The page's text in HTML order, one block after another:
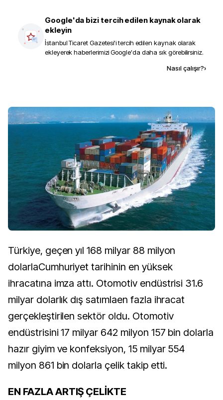
Google'da bizi tercih edilen kaynak olarak
ekleyin
İstanbul Ticaret Gazetesi'i tercih edilen kaynak olarak
ekleyerek haberlerimizi Google'da daha sık görebilirsiniz.
Nasıl çalışır?›
Türkiye, geçen yıl 168 milyar 88 milyon
dolarlaCumhuriyet tarihinin en yüksek
ihracatına imza attı. Otomotiv endüstrisi 31.6
milyar dolarlık dış satımlaen fazla ihracat
gerçekleştirilen sektör oldu. Otomotiv
endüstrisini 17 milyar 642 milyon 157 bin dolarla
hazır giyim ve konfeksiyon, 15 milyar 554
milyon 861 bin dolarla çelik takip etti.
EN FAZLA ARTIŞ ÇELİKTE